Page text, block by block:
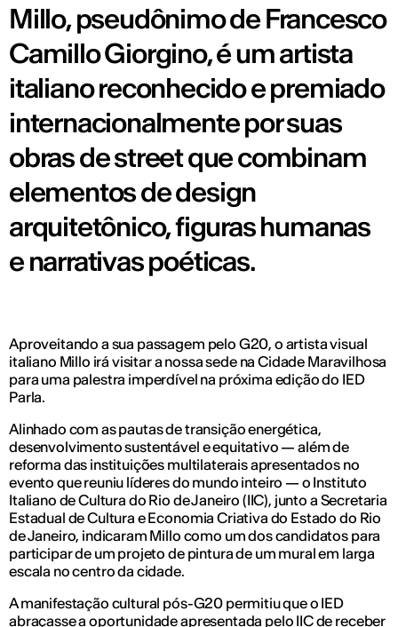
Millo, pseudônimo de Francesco
Camillo Giorgino, é um artista
italiano reconhecido e premiado
internacionalmente por suas
obras de street que combinam
elementos de design
arquitetônico, figuras humanas
e narrativas poéticas.
Aproveitando a sua passagem pelo G20, o artista visual
italiano Millo irá visitar a nossa sede na Cidade Maravilhosa
para uma palestra imperdível na próxima edição do IED
Parla.
Alinhado com as pautas de transição energética,
desenvolvimento sustentável e equitativo — além de
reforma das instituições multilaterais apresentados no
evento que reuniu líderes do mundo inteiro — o Instituto
Italiano de Cultura do Rio de Janeiro (IIC), junto a Secretaria
Estadual de Cultura e Economia Criativa do Estado do Rio
de Janeiro, indicaram Millo como um dos candidatos para
participar de um projeto de pintura de um mural em larga
escala no centro da cidade.
A manifestação cultural pós-G20 permitiu que o IED
abraçasse a oportunidade apresentada pelo IIC de receber